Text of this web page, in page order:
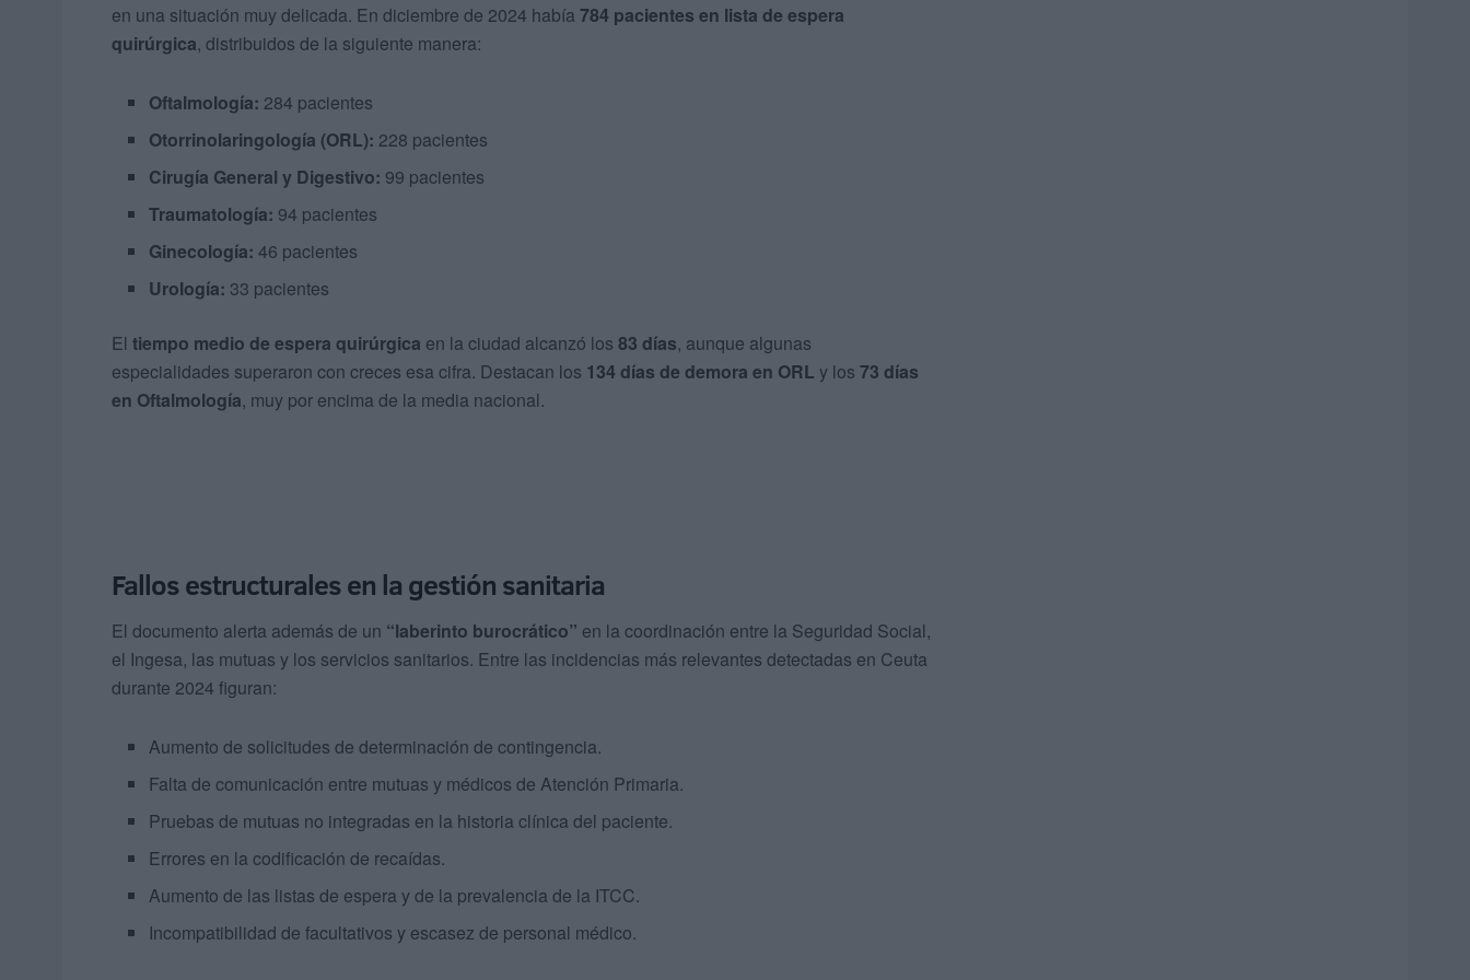
en una situación muy delicada. En diciembre de 2024 había 784 pacientes en lista de espera
quirúrgica, distribuidos de la siguiente manera:
Oftalmología: 284 pacientes
Otorrinolaringología (ORL): 228 pacientes
Cirugía General y Digestivo: 99 pacientes
Traumatología: 94 pacientes
Ginecología: 46 pacientes
Urología: 33 pacientes
El tiempo medio de espera quirúrgica en la ciudad alcanzó los 83 días, aunque algunas
especialidades superaron con creces esa cifra. Destacan los 134 días de demora en ORL y los 73 días
en Oftalmología, muy por encima de la media nacional.
Fallos estructurales en la gestión sanitaria
El documento alerta además de un “laberinto burocrático” en la coordinación entre la Seguridad Social,
el Ingesa, las mutuas y los servicios sanitarios. Entre las incidencias más relevantes detectadas en Ceuta
durante 2024 figuran:
Aumento de solicitudes de determinación de contingencia.
Falta de comunicación entre mutuas y médicos de Atención Primaria.
Pruebas de mutuas no integradas en la historia clínica del paciente.
Errores en la codificación de recaídas.
Aumento de las listas de espera y de la prevalencia de la ITCC.
Incompatibilidad de facultativos y escasez de personal médico.